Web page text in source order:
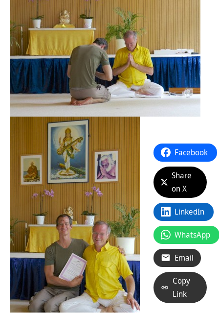
Facebook
Share
on X
LinkedIn
WhatsApp
Email
Copy
Link